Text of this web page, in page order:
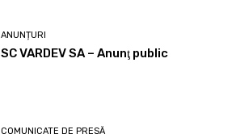
ANUNȚURI
SC VARDEV SA – Anunţ public
COMUNICATE DE PRESĂ